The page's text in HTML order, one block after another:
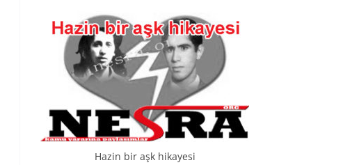
Hazin bir aşk hikayesi